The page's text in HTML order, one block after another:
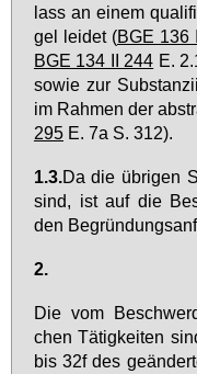
lass an ei­nem
gel lei­det (BGE 136
BGE 134 II 244 E.
so­wie zur
im Rah­men der
295E. 7a S. 312).
1.3.Da die üb­ri­gen
sind, ist auf die
den
2.
Die vom
chen Tä­tig­kei­ten
bis 32f des